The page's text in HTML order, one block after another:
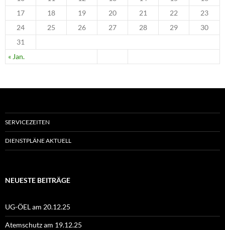
« Jan.
17
18 19 20 21 22
23
24
25 26 27 28 29
30
31
SERVICEZEITEN
DIENSTPLÄNE AKTUELL
NEUESTE BEITRÄGE
UG-ÖEL am 20.12.25
Atemschutz am 19.12.25